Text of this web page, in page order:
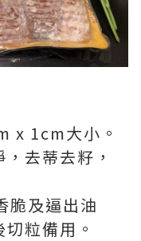
x 1cm大小。
去蒂去籽，
脆及逼出油
粒備用。